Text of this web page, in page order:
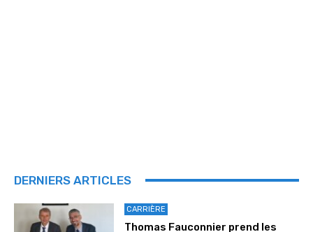
DERNIERS ARTICLES
CARRIÈRE
Thomas Fauconnier prend les